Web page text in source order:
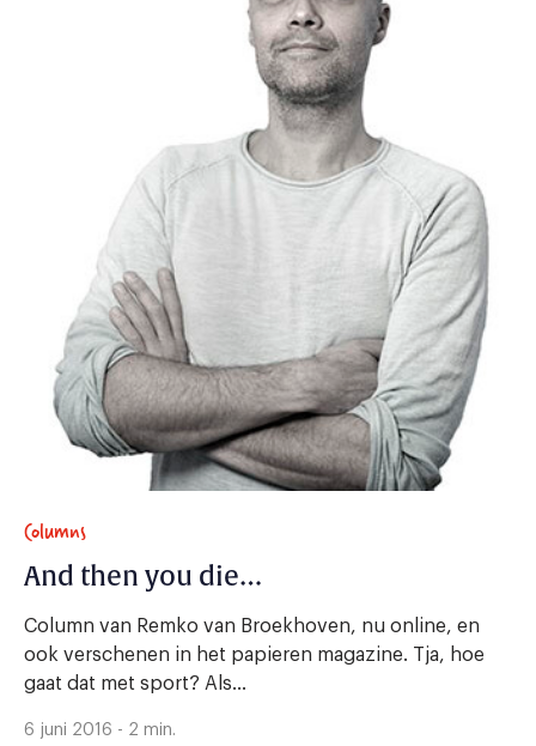
Columns
And then you die…
Column van Remko van Broekhoven, nu online, en
ook verschenen in het papieren magazine. Tja, hoe
gaat dat met sport? Als...
6 juni 2016 - 2 min.